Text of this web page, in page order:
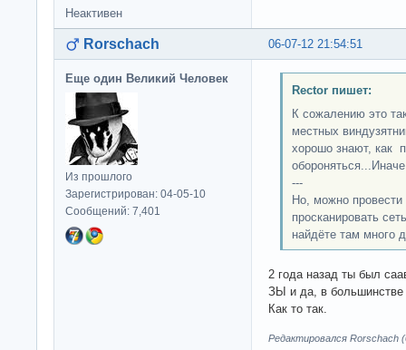
Неактивен
06-07-12 21:54:51
Rorschach
Еще один Великий Человек
Из прошлого
Зарегистрирован: 04-05-10
Сообщений: 7,401
Rector пишет:
К сожалению это
местных
хорошо знают, как
---
Но, можно провести
просканировать
найдёте там много
2 года назад ты был
ЗЫ и да, в большинстве
Как то так.
Редактировался Rorschach